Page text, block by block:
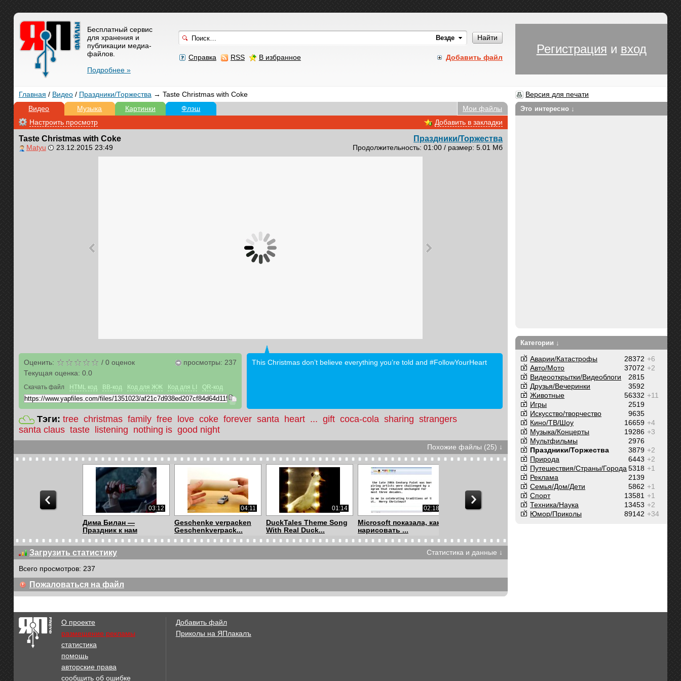
Найти
Добавить файл
Справка RSS В избранное
Бесплатный сервис
для хранения и
публикации медиа-
файлов.
Подробнее »
Регистрация и вход
Главная / Видео/ Праздники/Торжества → Taste Christmas with Coke
Версия для печати
Видео
Музыка Картинки Флэш
Мои файлы
Настроить просмотр
Добавить в закладки
Taste Christmas with Coke
Matyu 23.12.2015 23:49
Праздники/Торжества
Продолжительность: 01:00 / размер: 5.01 Мб
Оценить: / 0оценок
Текущая оценка: 0.0
просмотры: 237
Скачать файл HTML код BB-код Код для ЖЖ Код для LI QR-код
This Christmas don’t believe everything you’re told and #FollowYourHeart
Тэги: tree christmas family free love coke forever santa heart ... gift coca-cola sharing strangers
santa claus taste listening nothing is good night
Похожие файлы (25) ↓
03:12
Дима Билан —
Праздник к нам
приходи...
04:11
Geschenke verpacken
Geschenkverpack...
01:14
DuckTales Theme Song
With Real Duck...
02:18
Microsoft показала, как
нарисовать ...
01:13
Cute Baby Cheetah
01:58
Людмила Макарова -
00:30
Пронзительный крик
00:48
Белый медведь.
Ямал на полюсе.
Проводит НЭС
Загрузить статистику
Статистика и данные ↓
Всего просмотров: 237
Пожаловаться на файл
Это интересно ↓
Категории ↓
+6
28372
Аварии/Катастрофы
+2
37072
Авто/Мото
2815
Видеооткрытки/Видеоблоги
3592
Друзья/Вечеринки
+11
56332
Животные
2519
Игры
9635
Искусство/творчество
+4
16659
Кино/ТВ/Шоу
+3
19286
Музыка/Концерты
2976
Мультфильмы
+2
3879
Праздники/Торжества
+2
6443
Природа
+1
5318
Путешествия/Cтраны/Города
2139
Реклама
+1
5862
Семья/Дом/Дети
+1
13581
Спорт
+2
13453
Техника/Наука
+34
89142
Юмор/Приколы
О проекте
размещение рекламы
статистика
помощь
авторские права
сообщить об ошибке
Добавить файл
Приколы на ЯПлакалъ